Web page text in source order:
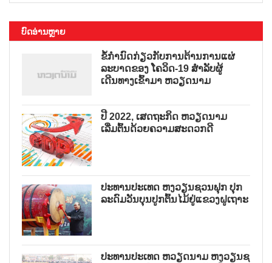
ບົດອ່ານຫຼາຍ
ຂໍ້ກຳນົດກ່ຽວກັບການຕ້ານການແຜ່
ລະບາດຂອງ ໂຄວິດ-19 ສຳລັບຜູ້
ເດີນທາງເຂົ້າມາ ຫວຽດນາມ
ປີ 2022, ເສດຖະກິດ ຫວຽດນາມ
ເລີ່ມຕົ້ນດ້ວຍຄວາມສະດວກດີ
ປະທານປະເທດ ຫງວຽນຊວນຟຸກ ປຸກ
ລະດົມວັນບຸນປູກຕົ້ນໄມ້ຢູ່ແຂວງຝູເຖາະ
ປະທານປະເທດ ຫວຽດນາມ ຫງວຽນຊ